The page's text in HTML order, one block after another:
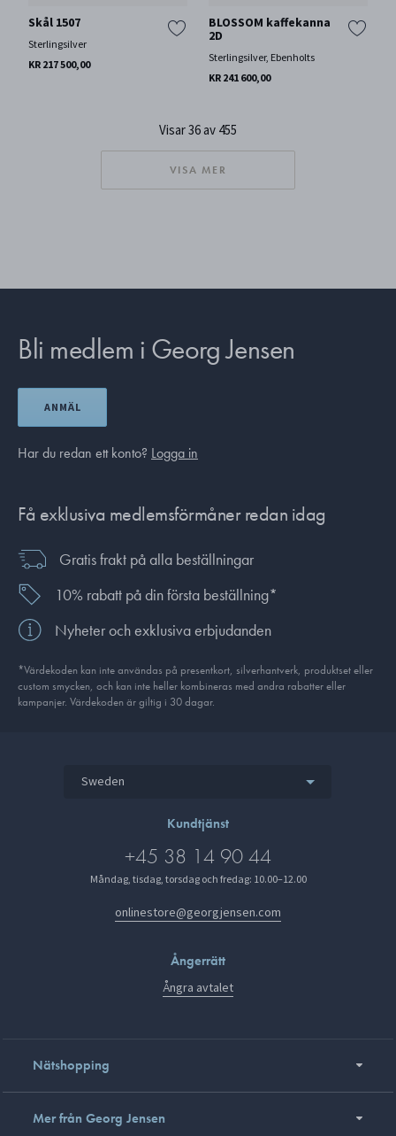
Skål 1507
Sterlingsilver
KR 217 500,00
BLOSSOM kaffekanna
2D
Sterlingsilver, Ebenholts
KR 241 600,00
Visar 36 av 455
VISA MER
Bli medlem i Georg Jensen
ANMÄL
Har du redan ett konto? Logga in
Få exklusiva medlemsförmåner redan idag
Gratis frakt på alla beställningar
10% rabatt på din första beställning*
Nyheter och exklusiva erbjudanden
*Värdekoden kan inte användas på presentkort, silverhantverk, produkt­set eller
custom smycken, och kan inte heller kombineras med andra rabatter eller
kampanjer. Värdekoden är giltig i 30 dagar.
Sweden
Kundtjänst
+45 38 14 90 44
Måndag, tisdag, torsdag och fredag: 10.00–12.00
onlinestore@georgjensen.com
Ångerrätt
Ångra avtalet
Nätshopping
Mer från Georg Jensen